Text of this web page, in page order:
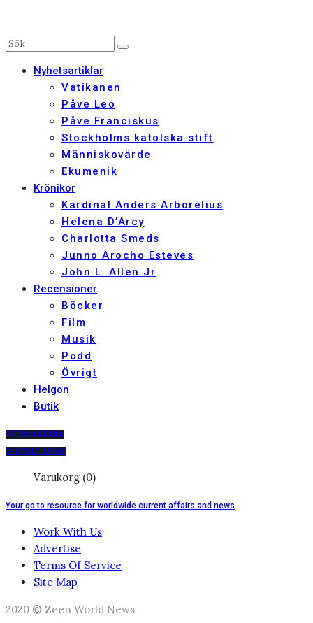
Nyhetsartiklar
Vatikanen
Påve Leo
Påve Franciskus
Stockholms katolska stift
Människovärde
Ekumenik
Krönikor
Kardinal Anders Arborelius
Helena D’Arcy
Charlotta Smeds
Junno Arocho Esteves
John L. Allen Jr
Recensioner
Böcker
Film
Musik
Podd
Övrigt
Helgon
Butik
PRENUMERERA
DIGITALT ARKIV
Varukorg (0)
Your go to resource for worldwide current affairs and news
Work With Us
Advertise
Terms Of Service
Site Map
2020 © Zeen World News